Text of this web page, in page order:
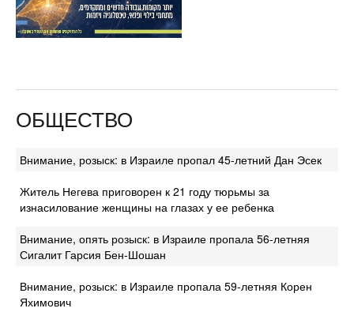
ОБЩЕСТВО
Внимание, розыск: в Израиле пропал 45-летний Дан Эсек
Житель Негева приговорен к 21 году тюрьмы за
изнасилование женщины на глазах у ее ребенка
Внимание, опять розыск: в Израиле пропала 56-летняя
Сигалит Гарсия Бен-Шошан
Внимание, розыск: в Израиле пропала 59-летняя Корен
Яхимович